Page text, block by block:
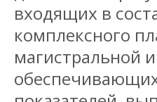
входящих в
комплексного
магистральной